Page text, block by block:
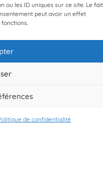
ou les ID uniques sur ce site. Le fait
peut avoir un effet
de confidentialité